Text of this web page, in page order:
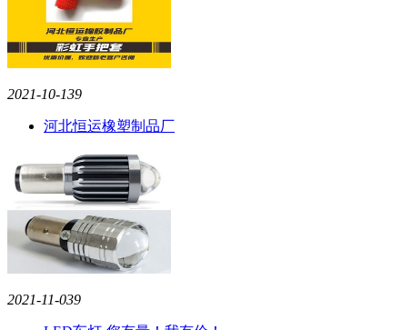
2021-10-139
河北恒运橡塑制品厂
2021-11-039